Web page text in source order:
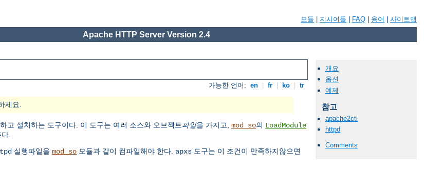
모듈 지시어들 FAQ 용어 사이트맵
Apache HTTP Server Version 2.4
가능한 언어: en fr ko tr
세요.
고 설치하는 도구이다. 이 도구는 여러 소스와 오브젝트파일을 가지고, mod_so의 LoadModule
.
실행파일을 mod_so 모듈과 같이 컴파일해야 한다. apxs 도구는 이 조건이 만족하지않으면
개요
옵션
예제
참고
apache2ctl
httpd
Comments